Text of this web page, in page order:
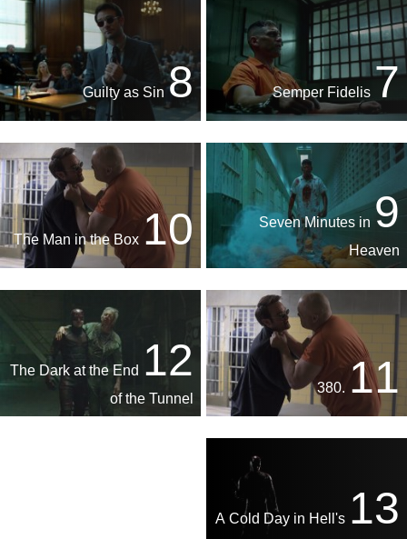
7
8
Guilty as Sin
9
Seven Minutes in
Heaven
10
11
.380
12
The Dark at the End
of the Tunnel
13
A Cold Day in Hell's